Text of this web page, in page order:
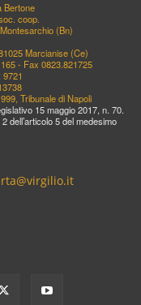
Bertone
coop.
(Bn)
Marcianise (Ce)
- Fax 0823.821725
9721
Tribunale di Napoli
15 maggio 2017, n. 70.
dell’articolo 5 del medesimo